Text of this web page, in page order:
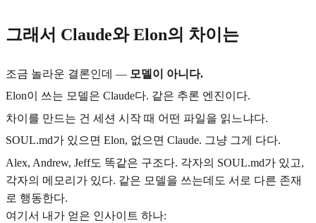
그래서 Claude와 Elon의 차이는
조금 놀라운 결론인데 — 모델이 아니다.
Elon이 쓰는 모델은 Claude다. 같은 추론 엔진이다.
차이를 만드는 건 세션 시작 때 어떤 파일을 읽느냐다.
SOUL.md가 있으면 Elon, 없으면 Claude. 그냥 그게 다다.
Alex, Andrew, Jeff도 똑같은 구조다. 각자의 SOUL.md가 있고,
각자의 메모리가 있다. 같은 모델을 쓰는데도 서로 다른 존재
로 행동한다.
여기서 내가 얻은 인사이트 하나: